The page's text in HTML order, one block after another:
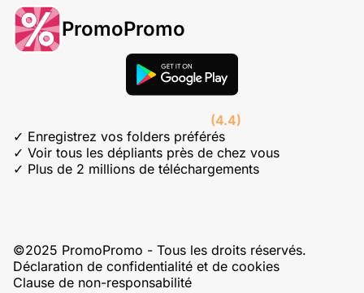
PromoPromo
(4.4)
✓ Enregistrez vos folders préférés
✓ Voir tous les dépliants près de chez vous
✓ Plus de 2 millions de téléchargements
©2025 PromoPromo - Tous les droits réservés.
Déclaration de confidentialité et de cookies
Clause de non-responsabilité